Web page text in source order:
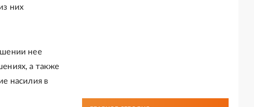
них
нее
а также
насилия в